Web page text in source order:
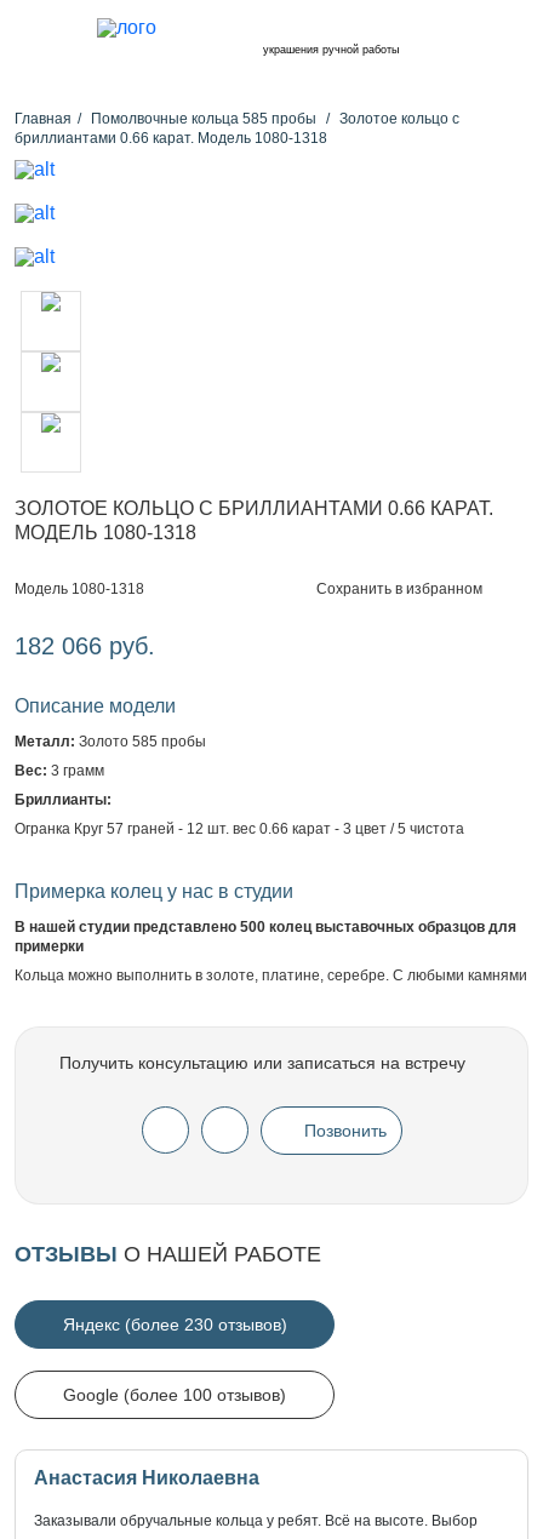
украшения ручной работы
Главная Помолвочные кольца 585 пробы
Золотое кольцо с
бриллиантами 0.66 карат. Модель 1080-1318
ЗОЛОТОЕ КОЛЬЦО С БРИЛЛИАНТАМИ 0.66 КАРАТ.
МОДЕЛЬ 1080-1318
Модель 1080-1318 Сохранить в избранном
182 066 руб.
Описание модели
Металл: Золото 585 пробы
Вес: 3 грамм
Бриллианты:
Огранка Круг 57 граней - 12 шт. вес 0.66 карат - 3 цвет / 5 чистота
Примерка колец у нас в студии
В нашей студии представлено 500 колец выставочных образцов для
примерки
Кольца можно выполнить в золоте, платине, серебре. С любыми камнями
Получить консультацию или записаться на встречу
Позвонить
ОТЗЫВЫ О НАШЕЙ РАБОТЕ
Яндекс (более 230 отзывов)
Google (более 100 отзывов)
Анастасия Николаевна
Заказывали обручальные кольца у ребят. Всё на высоте. Выбор